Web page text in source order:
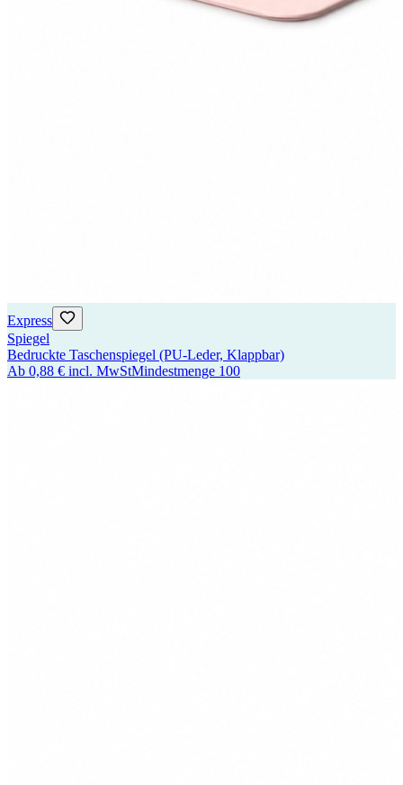
Express
Spiegel
Bedruckte Taschenspiegel (PU-Leder, Klappbar)
Ab 0,88 € incl. MwStMindestmenge 100